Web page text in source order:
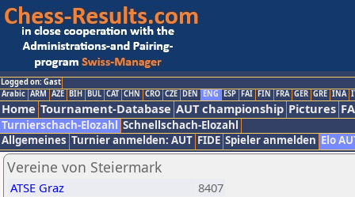
Logged on: Gast
Arabic ARM AZE BIH BUL CAT CHN CRO CZE DEN ENG ESP FAI FIN FRA GER GRE INA
Home Tournament-Database AUT championship Pictures
Turnierschach-Elozahl Schnellschach-Elozahl
Allgemeines Turnier anmelden: AUT FIDE Spieler anmelden Elo
Vereine von Steiermark
ATSE Graz
8407